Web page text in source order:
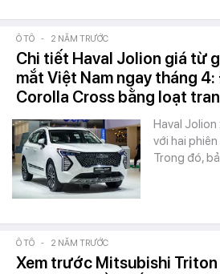
Ô TÔ - 2 NĂM TRƯỚC
Chi tiết Haval Jolion giá từ
mắt Việt Nam ngay tháng
Corolla Cross bằng loạt
Haval
với hai
Trong đó,
Ô TÔ - 2 NĂM TRƯỚC
Xem trước Mitsubishi Triton